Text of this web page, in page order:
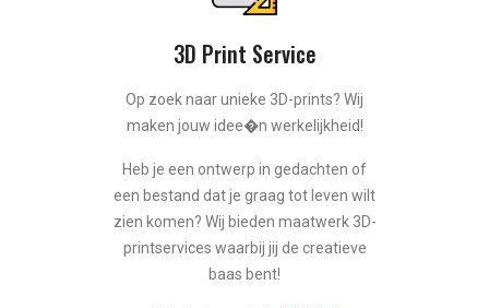
3D Print Service
Op zoek naar unieke 3D-prints? Wij
maken jouw idee�n werkelijkheid!
Heb je een ontwerp in gedachten of
een bestand dat je graag tot leven wilt
zien komen? Wij bieden maatwerk 3D-
printservices waarbij jij de creatieve
baas bent!